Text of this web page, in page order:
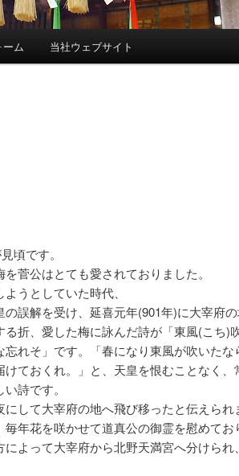
ーム 当社ウェブサイト
頃です。
菅公はとても愛されておりました。
うとしていた時代、
誤解を受け、延喜元年(901年)に大宰府
折、愛した梅に詠んだ詩が「東風(こち)
れそ」です。「春になり東風が吹いたな
ておくれ。」と、天皇を恨むことなく、
詩です。
して大宰府の地へ飛び移ったと伝えられ
年花を咲かせて道真公の御霊を慰めてお
よって大宰府から北野天満宮へ分けられ